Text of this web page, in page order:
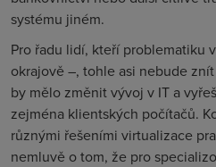
systému jiném.
Pro řadu lidí, kteří problematiku
okrajově –, tohle asi nebude
by mělo změnit vývoj v IT a
zejména klientských počítačů.
různými řešeními virtualizace
nemluvě o tom, že pro